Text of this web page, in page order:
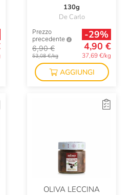
130g
De Carlo
Prezzo
precedente
6,90 €
53,08 €/kg
-29%
4,90 €
37,69 €/kg
AGGIUNGI
OLIVA LECCINA